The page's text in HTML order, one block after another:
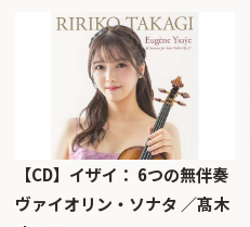
【CD】イザイ： 6つの無伴奏
ヴァイオリン・ソナタ ／髙木